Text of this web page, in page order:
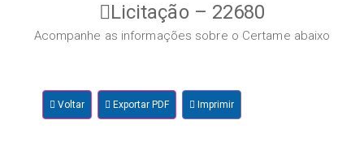
Licitação – 22680
Acompanhe as informações sobre o Certame abaixo
Voltar Exportar PDF Imprimir